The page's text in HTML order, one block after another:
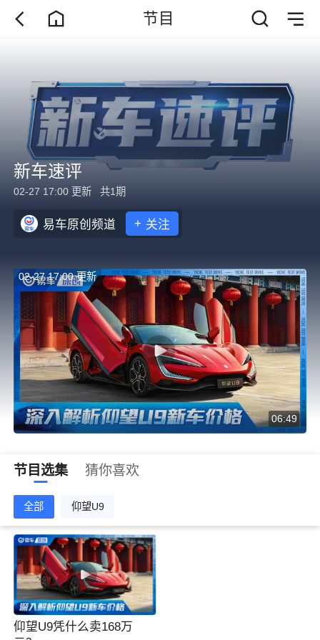
节目
新车速评
02-27 17:00 更新 共1期
易车原创频道 + 关注
02-27 17:00 更新
06:49
节目选集 猜你喜欢
全部 仰望U9
仰望U9凭什么卖168万